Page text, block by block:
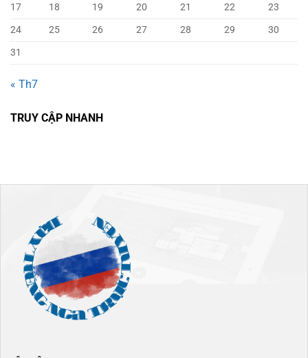
17
18 19 20 21 22
23
24
25 26 27 28 29
30
31
« Th7
TRUY CẬP NHANH